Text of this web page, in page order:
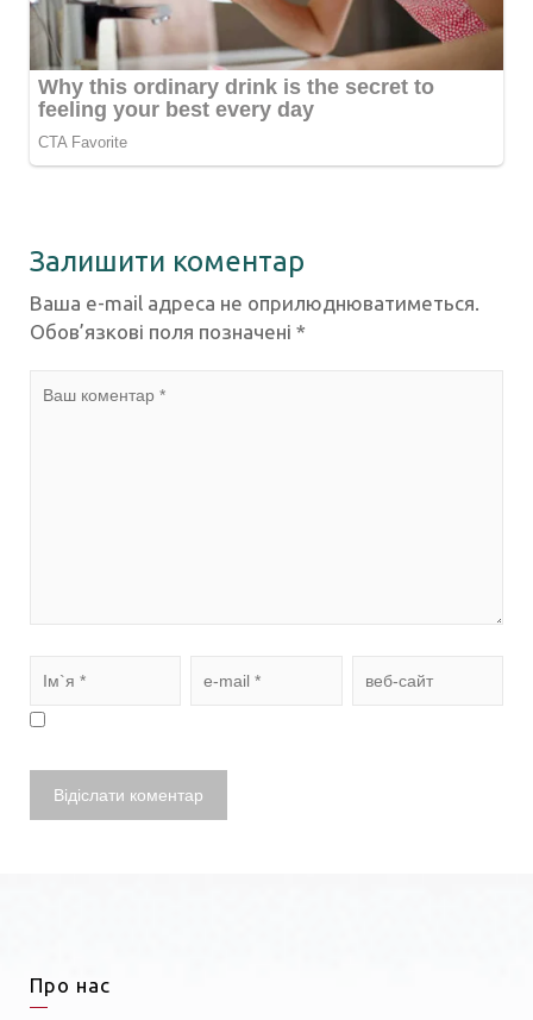
Залишити коментар
Ваша e-mail адреса не оприлюднюватиметься.
Обов’язкові поля позначені *
Про нас